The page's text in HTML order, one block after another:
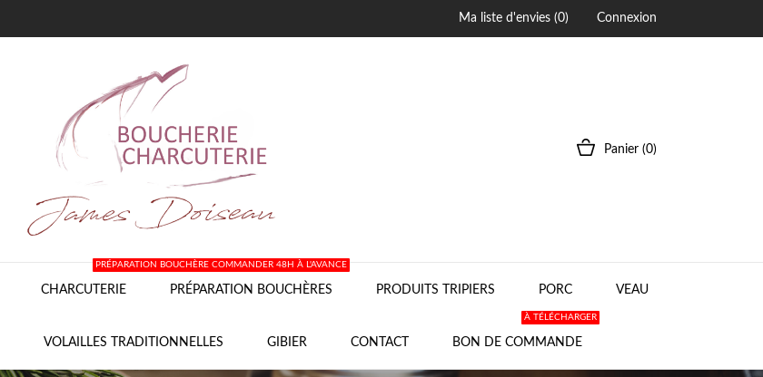
Ma liste d'envies (0) Connexion
Panier (0)
CHARCUTERIE PRÉPARATION BOUCHÈRES
PRÉPARATION BOUCHÈRE COMMANDER 48H À L'AVANCE
PRODUITS TRIPIERS PORC VEAU
VOLAILLES TRADITIONNELLES GIBIER CONTACT BON DE COMMANDE
À TÉLÉCHARGER